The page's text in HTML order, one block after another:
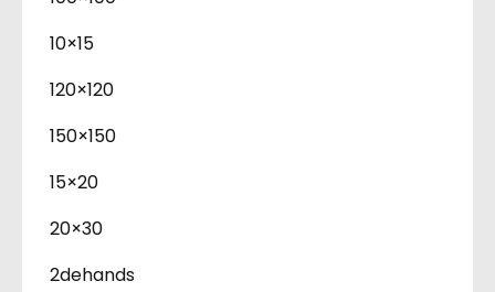
10×15
120×120
150×150
15×20
20×30
2dehands